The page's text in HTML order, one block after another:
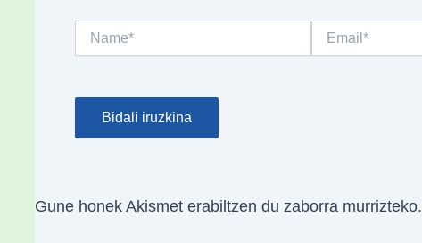
Gune honek Akismet erabiltzen du zaborra murrizteko.